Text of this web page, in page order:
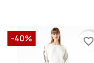
-40% favorite_border